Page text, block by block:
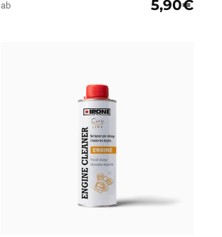
ab 5,90€